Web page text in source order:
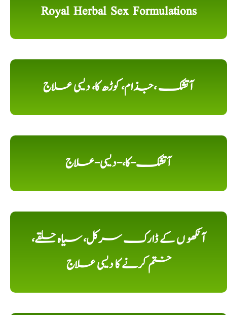
Royal Herbal Sex Formulations
آتشک ،جذام، کوڑھ کا، دیسی علاج
آتشک-کا،-دیسی-علاج
آنکھو ں کے ڈارک سرکل، سیاہ حلقے،
ختم کرنے کا دیسی علاج